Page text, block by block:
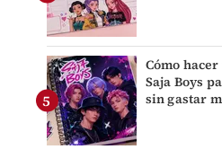
Cómo
Saja Boys
sin gastar